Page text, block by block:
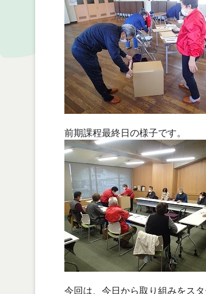
前期課程最終日の様子です。
今回は、今日から取り組みをス